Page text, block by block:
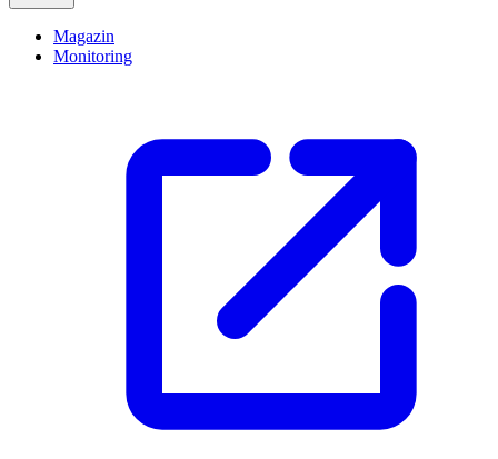
Magazin
Monitoring